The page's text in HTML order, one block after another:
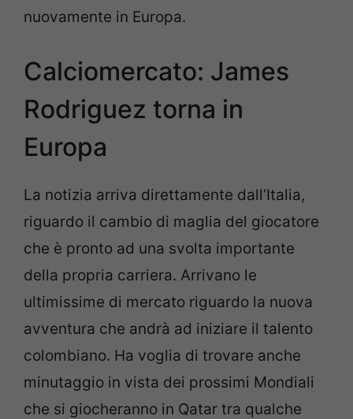
nuovamente in Europa.
Calciomercato: James
Rodriguez torna in
Europa
La notizia arriva direttamente dall’Italia,
riguardo il cambio di maglia del giocatore
che è pronto ad una svolta importante
della propria carriera. Arrivano le
ultimissime di mercato riguardo la nuova
avventura che andrà ad iniziare il talento
colombiano. Ha voglia di trovare anche
minutaggio in vista dei prossimi Mondiali
che si giocheranno in Qatar tra qualche